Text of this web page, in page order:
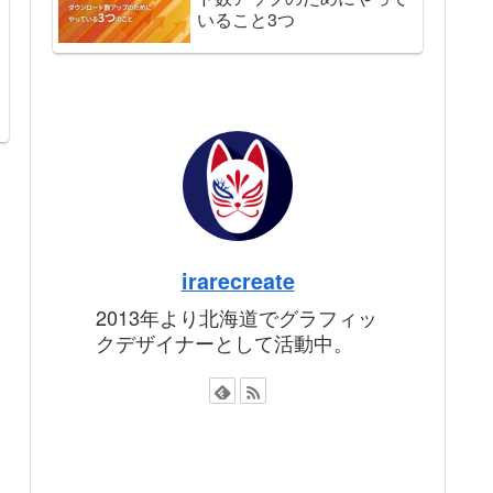
いること3つ
irarecreate
2013年より北海道でグラフィッ
クデザイナーとして活動中。